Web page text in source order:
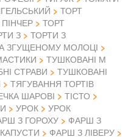
ТОРТ
ТОРТ
З
ТОРТИ З
ЗГУЩЕНОМУ МОЛОЦІ
ТУШКОВАНІ М
СТРАВИ
ТУШКОВАНІ
ТЯГУВАННЯ ТОРТІВ
ШАРОВІ
ТІСТО
УРОК
УРОК
З ГОРОХУ
ФАРШ З
ФАРШ З ЛІВЕРУ